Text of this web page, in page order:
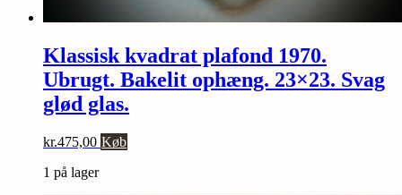
Klassisk kvadrat plafond 1970.
Ubrugt. Bakelit ophæng. 23×23. Svag
glød glas.
kr.475,00 Køb
1 på lager